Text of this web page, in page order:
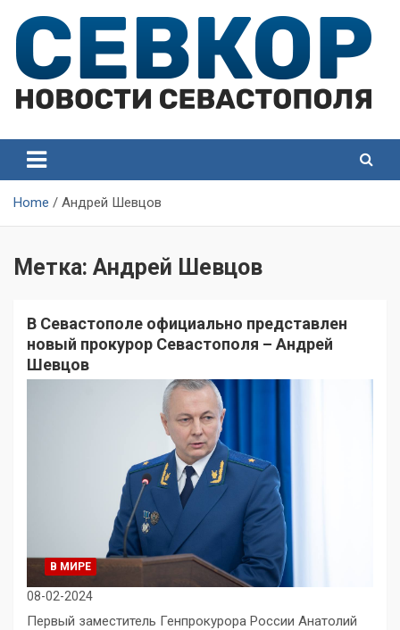
content
Севастополя
Севастополя
Home Андрей Шевцов
Метка: Андрей Шевцов
В Севастополе официально представлен
новый прокурор Севастополя – Андрей
Шевцов
В МИРЕ
08-02-2024
Первый заместитель Генпрокурора России Анатолий